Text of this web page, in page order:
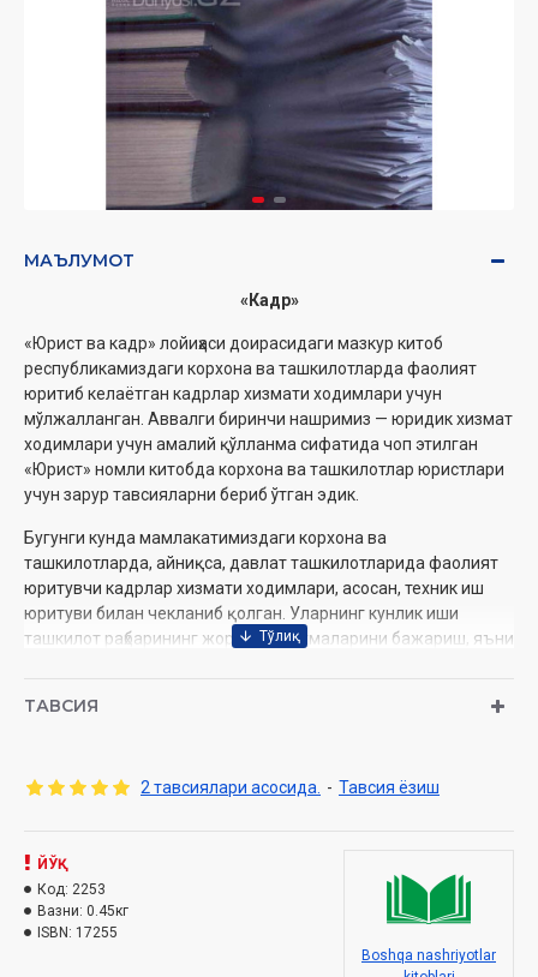
МАЪЛУМОТ
«Кадр»
«Юрист ва кадр» лойиҳаси доирасидаги мазкур китоб
республикамиздаги корхона ва ташкилотларда фаолият
юритиб келаётган кадрлар хизмати ходимлари учун
мўлжалланган. Аввалги биринчи нашримиз — юридик хизмат
ходимлари учун амалий қўлланма сифатида чоп этилган
«Юрист» номли китобда корхона ва ташкилотлар юристлари
учун зарур тавсияларни бериб ўтган эдик.
Бугунги кунда мамлакатимиздаги корхона ва
ташкилотларда, айниқса, давлат ташкилотларида фаолият
юритувчи кадрлар хизмати ходимлари, асосан, техник иш
юритуви билан чекланиб қолган. Уларнинг кунлик иши
ташкилот раҳбарининг жорий кўрсатмаларини бажариш, яъни
юритиш, меҳнат дафтарчаларини сақлаш,
ходимлар минг афсуски, жойларда «кабинет кишиси»
Лекин, тўғри тушуниш керакки, кадрлар хизмати ходимлари
зиммасидаги вазифалар моҳиятан жуда муҳим бўлиб, ҳам иш
берувчи, ҳам ходим учун ҳал этувчи аҳамиятга эга бўлган
натижани келтириб чиқаради. Бунда кадрлар бошқаруви
ТАВСИЯ
2 тавсиялари асосида. - Тавсия ёзиш
ЙЎҚ
Код: 2253
Вазни: 0.45кг
ISBN: 17255
Boshqa nashriyotlar